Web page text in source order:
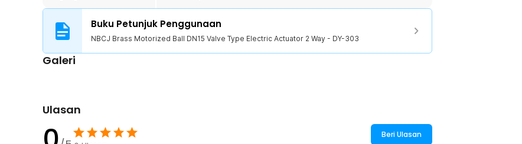
Buku Petunjuk Penggunaan
NBCJ Brass Motorized Ball DN15 Valve Type Electric Actuator 2 Way - DY-303
Galeri
Ulasan
Beri Ulasan